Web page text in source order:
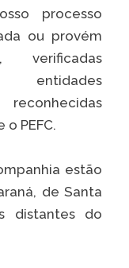
processo
ou provém
verificadas
PEFC.
estão
de Santa
distantes do